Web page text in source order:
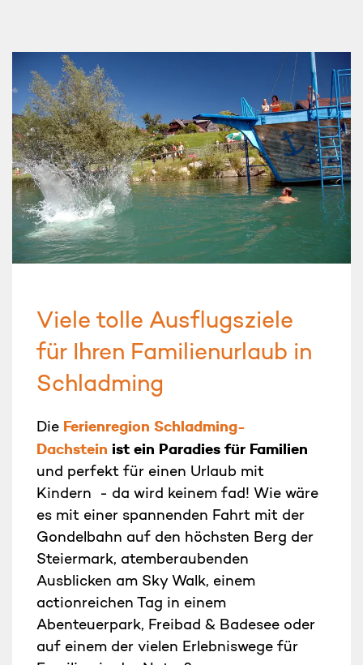
Viele tolle Ausflugsziele
für Ihren Familienurlaub in
Schladming
Die Ferienregion Schladming-
Dachstein ist ein Paradies für Familien
und perfekt für einen Urlaub mit
Kindern - da wird keinem fad! Wie wäre
es mit einer spannenden Fahrt mit der
Gondelbahn auf den höchsten Berg der
Steiermark, atemberaubenden
Ausblicken am Sky Walk, einem
actionreichen Tag in einem
Abenteuerpark, Freibad & Badesee oder
auf einem der vielen Erlebniswege für